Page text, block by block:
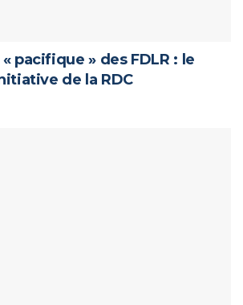
pacifique » des FDLR : le
de la RDC